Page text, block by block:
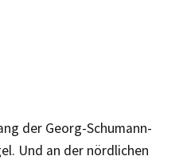
der Georg-Schumann-
Und an der nördlichen